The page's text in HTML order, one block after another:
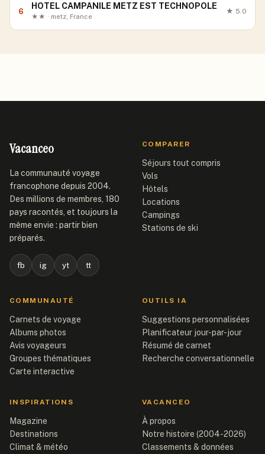
6
HOTEL CAMPANILE METZ EST TECHNOPOLE
★★ · metz, France
★ 5.0
Vacanceo
La communauté voyage
francophone depuis 2004.
Des millions de membres, 180
pays racontés, et toujours la
même envie : partir bien
préparés.
fb ig yt tt
COMPARER
Séjours tout compris
Vols
Hôtels
Locations
Campings
Stations de ski
COMMUNAUTÉ
Carnets de voyage
Albums photos
Avis voyageurs
Groupes thématiques
Carte interactive
OUTILS IA
Suggestions personnalisées
Planificateur jour-par-jour
Résumé de carnet
Recherche conversationnelle
INSPIRATIONS
Magazine
Destinations
Climat & météo
VACANCEO
À propos
Notre histoire (2004-2026)
Classements & données